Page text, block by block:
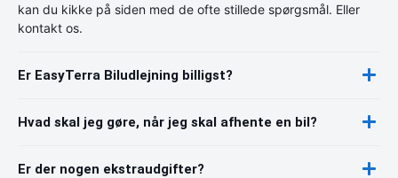
kan du kikke på siden med de ofte stillede spørgsmål. Eller
kontakt os.
Er EasyTerra Biludlejning billigst?
Hvad skal jeg gøre, når jeg skal afhente en bil?
Er der nogen ekstraudgifter?